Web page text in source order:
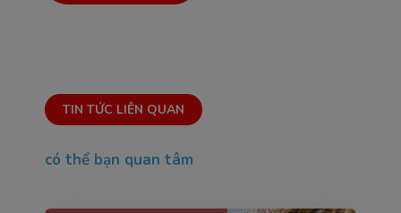
TIN TỨC LIÊN QUAN
có thể bạn quan tâm